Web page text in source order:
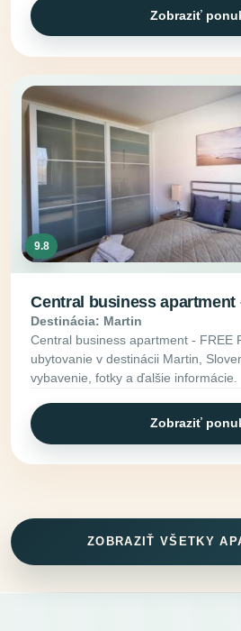
Zobraziť
9.8
Central business apartment
Destinácia: Martin
Central business apartment - FREE
ubytovanie v destinácii Martin,
vybavenie, fotky a ďalšie informácie.
Zobraziť
ZOBRAZIŤ VŠETKY